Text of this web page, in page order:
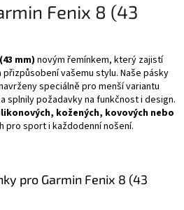
Fenix 8 (43
mm) novým řemínkem, který zajistí
vašemu stylu. Naše pásky
speciálně pro menší variantu
splnily požadavky na funkčnost i design.
kožených, kovových nebo
pro sport i každodenní nošení.
pro Garmin Fenix 8 (43